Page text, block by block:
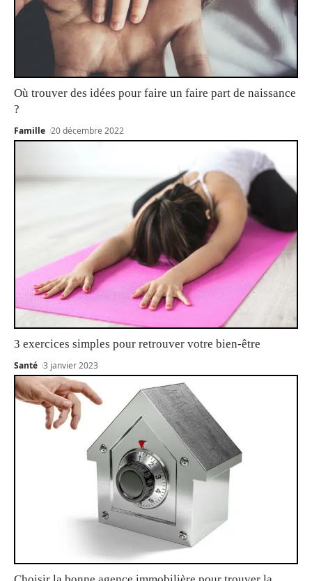
Où trouver des idées pour faire un faire part de naissance
?
Famille 20 décembre 2022
3 exercices simples pour retrouver votre bien-être
Santé 3 janvier 2023